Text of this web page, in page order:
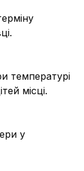
температурі
місці.
у